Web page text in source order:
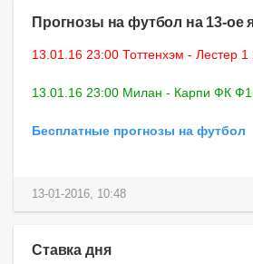
Прогнозы на футбол на 13-ое
13.01.16 23:00 Тоттенхэм - Лестер
13.01.16 23:00 Милан - Карпи ФК
Бесплатные прогнозы на футбол
13-01-2016, 10:48
Ставка дня